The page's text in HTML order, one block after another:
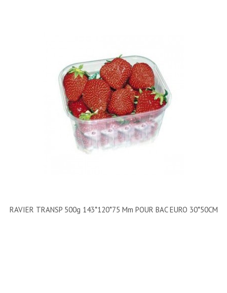
RAVIER TRANSP 500g 143*120*75 Mm POUR BAC EURO 30*50CM